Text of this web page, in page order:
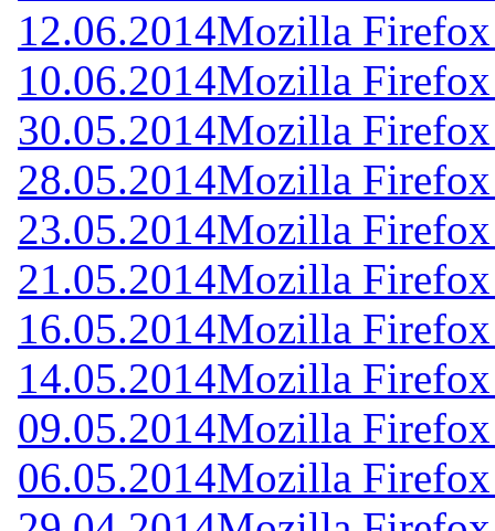
12.06.2014Mozilla
10.06.2014Mozilla
30.05.2014Mozilla
28.05.2014Mozilla
23.05.2014Mozilla
21.05.2014Mozilla
16.05.2014Mozilla
14.05.2014Mozilla
09.05.2014Mozilla
06.05.2014Mozilla